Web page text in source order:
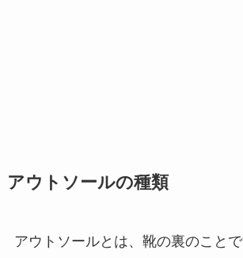
アウトソールの種類
アウトソールとは、靴の裏のこと